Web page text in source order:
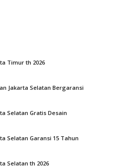
Timur th 2026
Jakarta Selatan Bergaransi
Selatan Gratis Desain
Selatan Garansi 15 Tahun
Selatan th 2026